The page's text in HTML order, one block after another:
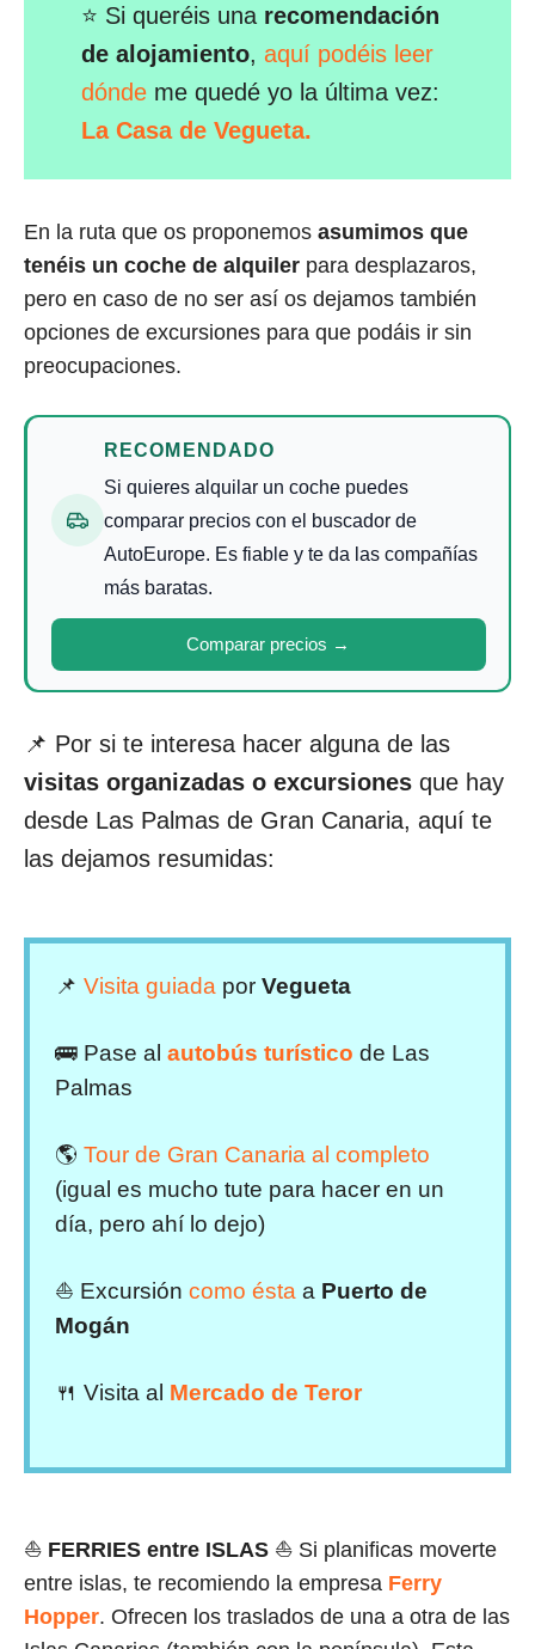
⭐ Si queréis una recomendación
de alojamiento, aquí podéis leer
dóndeme quedé yo la última vez:
La Casa de Vegueta.
En la ruta que os proponemos asumimos que
tenéis un coche de alquiler para desplazaros,
pero en caso de no ser así os dejamos también
opciones de excursiones para que podáis ir sin
preocupaciones.
RECOMENDADO
Si quieres alquilar un coche puedes
comparar precios con el buscador de
AutoEurope. Es fiable y te da las compañías
más baratas.
Comparar precios →
📌 Por si te interesa hacer alguna de las
visitas organizadas o excursiones que hay
desde Las Palmas de Gran Canaria, aquí te
las dejamos resumidas:
📌Visita guiada porVegueta
🚌 Pase alautobús turístico de Las
Palmas
🌎Tour de Gran Canaria al completo
(igual es mucho tute para hacer en un
día, pero ahí lo dejo)
⛵ Excursióncomo ésta a Puerto de
Mogán
🍴 Visita al Mercado de Teror
⛵ FERRIES entre ISLAS ⛵ Si planificas moverte
entre islas, te recomiendo la empresa Ferry
Hopper. Ofrecen los traslados de una a otra de las